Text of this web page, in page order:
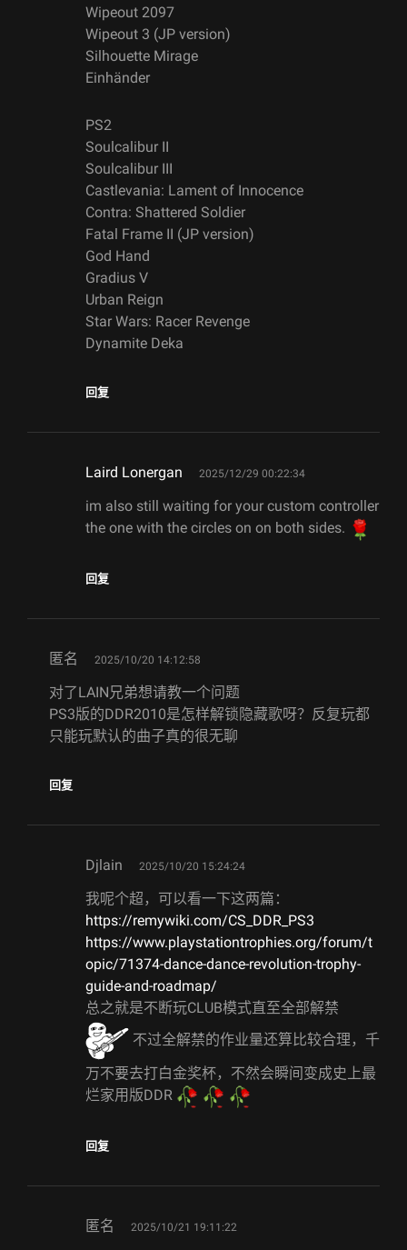
Wipeout 2097
Wipeout 3 (JP version)
Silhouette Mirage
Einhänder
PS2
Soulcalibur II
Soulcalibur III
Castlevania: Lament of Innocence
Contra: Shattered Soldier
Fatal Frame II (JP version)
God Hand
Gradius V
Urban Reign
Star Wars: Racer Revenge
Dynamite Deka
回复
Laird Lonergan says:
2025/12/29 00:22:34
im also still waiting for your custom controller
the one with the circles on on both sides.
回复
匿名 says:
2025/10/20 14:12:58
对了LAIN兄弟想请教一个问题
PS3版的DDR2010是怎样解锁隐藏歌呀？反复玩都
只能玩默认的曲子真的很无聊
回复
Djlain says:
2025/10/20 15:24:24
我呢个超，可以看一下这两篇：
https://remywiki.com/CS_DDR_PS3
https://www.playstationtrophies.org/forum/t
opic/71374-dance-dance-revolution-trophy-
guide-and-roadmap/
总之就是不断玩CLUB模式直至全部解禁
不过全解禁的作业量还算比较合理，千
万不要去打白金奖杯，不然会瞬间变成史上最
烂家用版DDR
回复
匿名 says:
2025/10/21 19:11:22